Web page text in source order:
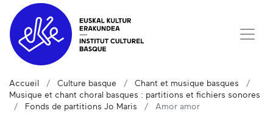
Accueil Culture basque
Chant et musique basques
Musique et chant choral basques : partitions et fichiers sonores
Fonds de partitions Jo Maris
Amor amor